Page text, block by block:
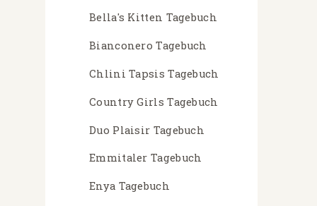
Bella's Kitten Tagebuch
Bianconero Tagebuch
Chlini Tapsis Tagebuch
Country Girls Tagebuch
Duo Plaisir Tagebuch
Emmitaler Tagebuch
Enya Tagebuch